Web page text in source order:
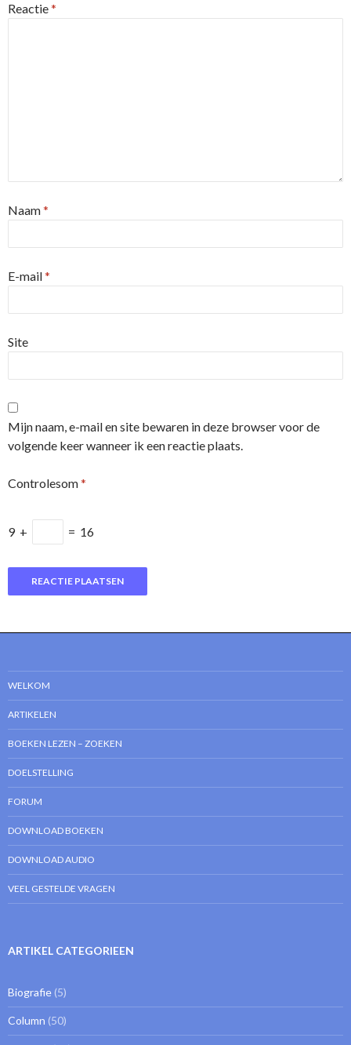
Reactie*
Naam*
E-mail*
Site
Mijn naam, e-mail en site bewaren in deze browser voor de
volgende keer wanneer ik een reactie plaats.
Controlesom*
9 + = 16
WELKOM
ARTIKELEN
BOEKEN LEZEN – ZOEKEN
DOELSTELLING
FORUM
DOWNLOAD BOEKEN
DOWNLOAD AUDIO
VEEL GESTELDE VRAGEN
ARTIKEL CATEGORIEEN
Biografie (5)
Column (50)